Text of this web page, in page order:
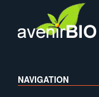
NAVIGATION